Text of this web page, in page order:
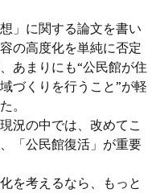
」に関する論文を書い
の高度化を単純に否定
あまりにも“公民館が住
づくりを行うこと”が軽
。
況の中では、改めてこ
「公民館復活」が重要
を考えるなら、もっと